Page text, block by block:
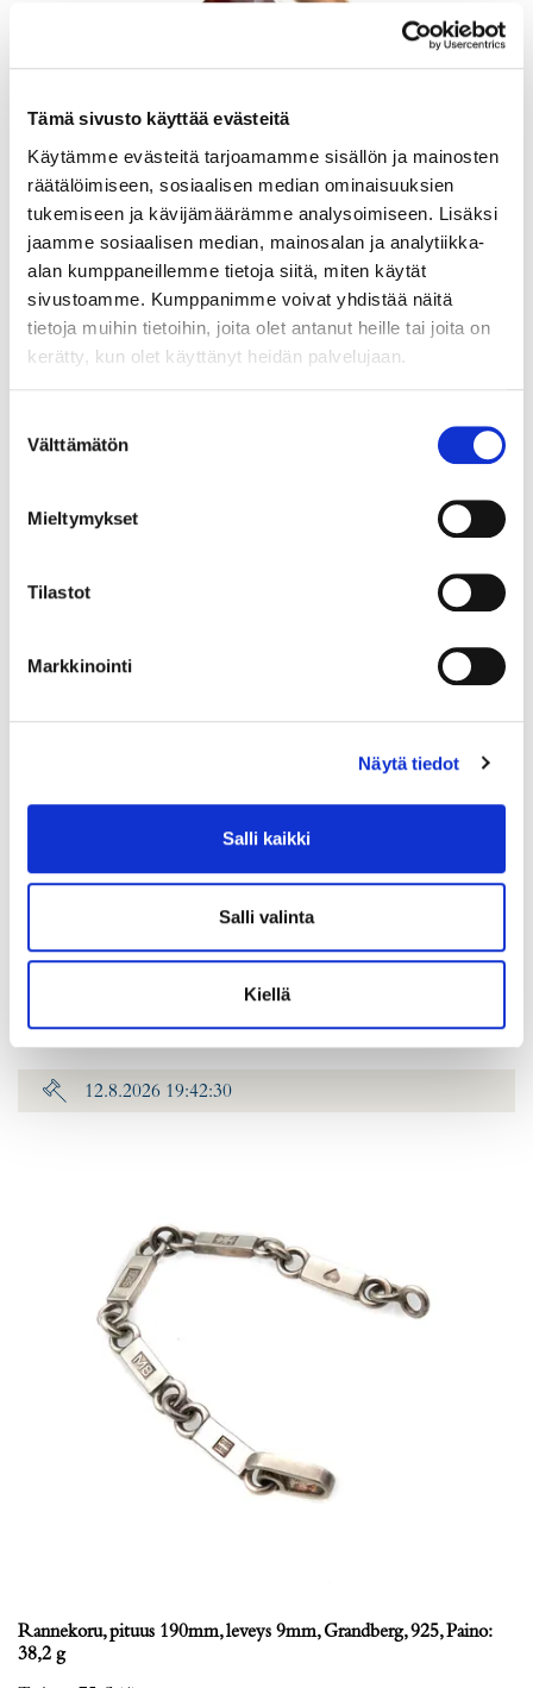
Tämä sivusto käyttää evästeitä
Käytämme evästeitä tarjoamamme sisällön ja mainosten
räätälöimiseen, sosiaalisen median ominaisuuksien
tukemiseen ja kävijämäärämme analysoimiseen. Lisäksi
jaamme sosiaalisen median, mainosalan ja analytiikka-
alan kumppaneillemme tietoja siitä, miten käytät
sivustoamme. Kumppanimme voivat yhdistää näitä
tietoja muihin tietoihin, joita olet antanut heille tai joita on
kerätty, kun olet käyttänyt heidän palvelujaan.
valinta
Välttämätön
Mieltymykset
Tilastot
Markkinointi
Näytä tiedot
Salli kaikki
Salli valinta
Kiellä
Kivisormus, koko 17½, 585br, Paino: 0,9 g
Tarjous:80 € (6)
Johtava huuto:kirhan2
Myyrmäen Pantti
Kivisormus, koko 18, 585br, Paino: 1,8 g
Myyrmäen Pantti
12.8.2026 19:42:30
Rannekoru, pituus 190mm, leveys 9mm, Grandberg, 925, Paino:
38,2 g